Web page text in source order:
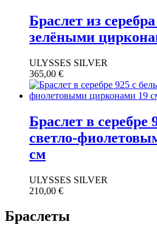
Браслет из
зелёными
ULYSSES SILVER
365,00 €
Браслет в серебре
светло-
см
ULYSSES SILVER
210,00 €
Браслеты